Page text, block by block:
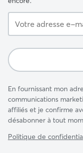
adresse
mail…
En fournissant mon
communications
affiliés et je confirme
désabonner à tout
Politique de